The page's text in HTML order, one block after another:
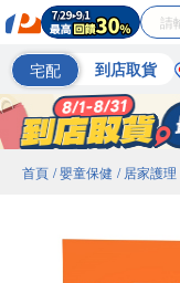
宅配 到店取貨
首頁 / 嬰童保健 / 居家護理